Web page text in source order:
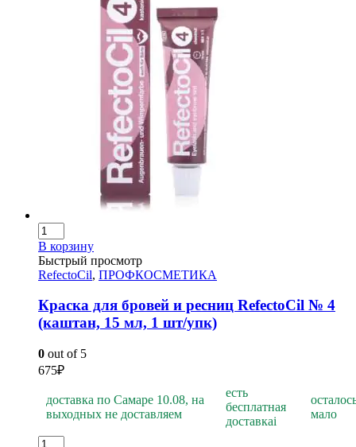
В корзину
Быстрый просмотр
RefectoCil, ПРОФКОСМЕТИКА
Краска для бровей и ресниц RefectoCil № 4
(каштан, 15 мл, 1 шт/упк)
0 out of 5
675₽
доставка по Самаре 10.08, на
выходных не доставляем
есть
бесплатная
доставкаi
мало